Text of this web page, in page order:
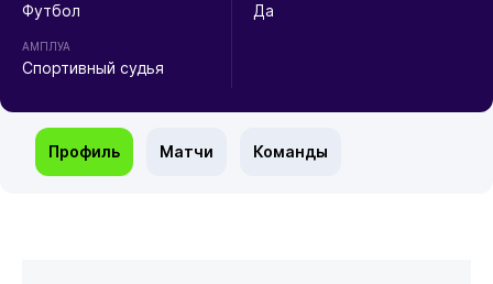
Футбол
АМПЛУА
Спортивный судья
Да
Профиль Матчи Команды